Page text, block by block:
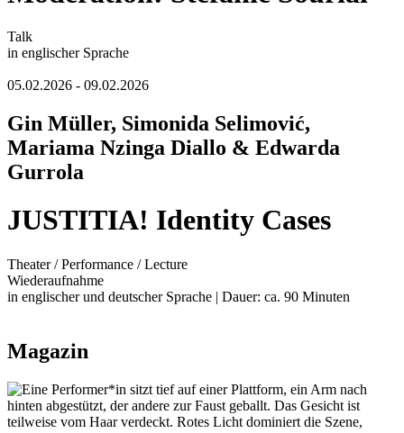
Talk
in englischer Sprache
05.02.2026 - 09.02.2026
Gin Müller, Simonida Selimović,
Mariama Nzinga Diallo & Edwarda
Gurrola
JUSTITIA! Identity Cases
Theater / Performance / Lecture
Wiederaufnahme
in englischer und deutscher Sprache | Dauer: ca. 90 Minuten
Magazin